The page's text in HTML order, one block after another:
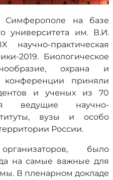
на базе
университета им. В.И.
научно-практическая
2019. Биологическое
охрана и
конференции приняли
и ученых из 70
ведущие научно-
вузы и особо
России.
было
на самые важные для
В пленарном докладе